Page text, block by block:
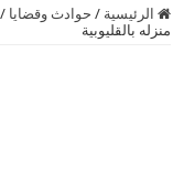
الرئيسية / حوادث وقضايا /
منزله بالقليوبية